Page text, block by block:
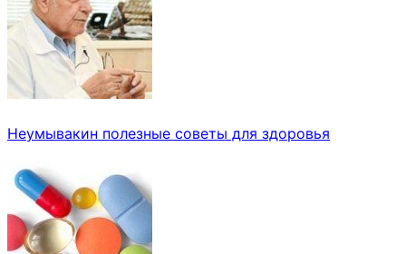
Неумывакин полезные советы для здоровья